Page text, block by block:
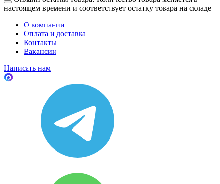
настоящем времени и соответствует остатку товара на складе
О компании
Оплата и доставка
Контакты
Вакансии
Написать нам